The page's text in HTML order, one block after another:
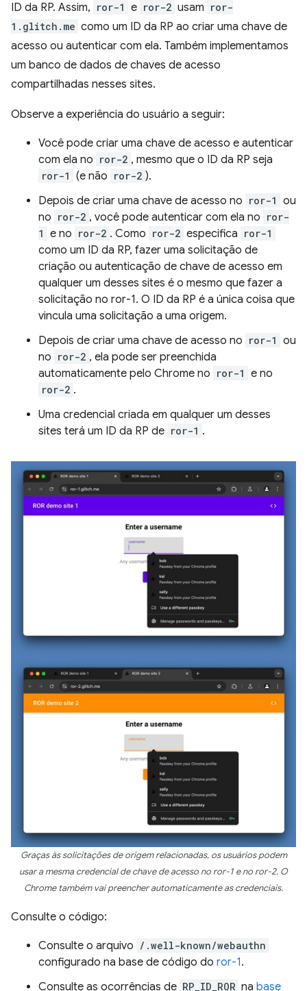
ID da RP. Assim, ror-1 e ror-2 usam ror-
1.glitch.me como um ID da RP ao criar uma chave de
acesso ou autenticar com ela. Também implementamos
um banco de dados de chaves de acesso
compartilhadas nesses sites.
Observe a experiência do usuário a seguir:
Você pode criar uma chave de acesso e autenticar
com ela no ror-2 , mesmo que o ID da RP seja
ror-1 (e não ror-2 ).
Depois de criar uma chave de acesso no ror-1 ou
no ror-2 , você pode autenticar com ela no ror-
1 e no ror-2 . Como ror-2 especifica ror-1
como um ID da RP, fazer uma solicitação de
criação ou autenticação de chave de acesso em
qualquer um desses sites é o mesmo que fazer a
solicitação no ror-1. O ID da RP é a única coisa que
vincula uma solicitação a uma origem.
Depois de criar uma chave de acesso no ror-1 ou
no ror-2 , ela pode ser preenchida
automaticamente pelo Chrome no ror-1 e no
ror-2 .
Uma credencial criada em qualquer um desses
sites terá um ID da RP de ror-1 .
Graças às solicitações de origem relacionadas, os usuários podem
usar a mesma credencial de chave de acesso no ror-1 e no ror-2. O
Chrome também vai preencher automaticamente as credenciais.
Consulte o código:
Consulte o arquivo /.well-known/webauthn
configurado na base de código do ror-1.
Consulte as ocorrências de RP_ID_ROR na base